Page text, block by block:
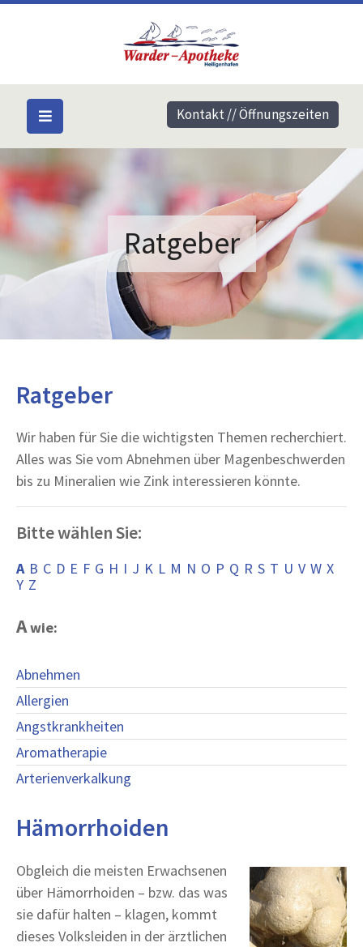
Ratgeber
Ratgeber
Wir haben für Sie die wichtigsten Themen recherchiert.
Alles was Sie vom Abnehmen über Magenbeschwerden
bis zu Mineralien wie Zink interessieren könnte.
Bitte wählen Sie:
A B C D E F G H I J K L M N O P Q R S T U V W X
Y Z
Awie:
Abnehmen
Allergien
Angstkrankheiten
Aromatherapie
Arterienverkalkung
Hämorrhoiden
Obgleich die meisten Erwachsenen
über Hämorrhoiden – bzw. das was
sie dafür halten – klagen, kommt
dieses Volksleiden in der ärztlichen
Kontakt // Öffnungszeiten